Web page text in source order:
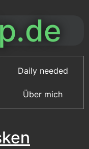
Daily needed
Über mich